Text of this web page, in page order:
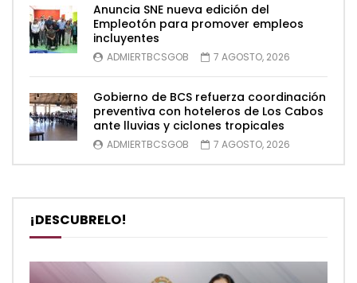
Anuncia SNE nueva edición del
Empleotón para promover empleos
incluyentes
ADMIERTBCSGOB 7 AGOSTO, 2026
Gobierno de BCS refuerza coordinación
preventiva con hoteleros de Los Cabos
ante lluvias y ciclones tropicales
ADMIERTBCSGOB 7 AGOSTO, 2026
¡DESCUBRELO!